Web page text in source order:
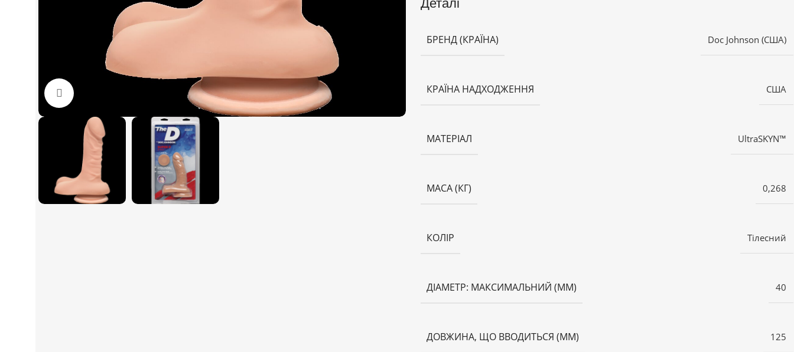
Деталі
БРЕНД (КРАЇНА) Doc Johnson (США)
КРАЇНА НАДХОДЖЕННЯ США
МАТЕРІАЛ UltraSKYN™
МАСА (КГ) 0,268
КОЛІР Тілесний
ДІАМЕТР: МАКСИМАЛЬНИЙ (ММ) 40
ДОВЖИНА, ЩО ВВОДИТЬСЯ (ММ) 125